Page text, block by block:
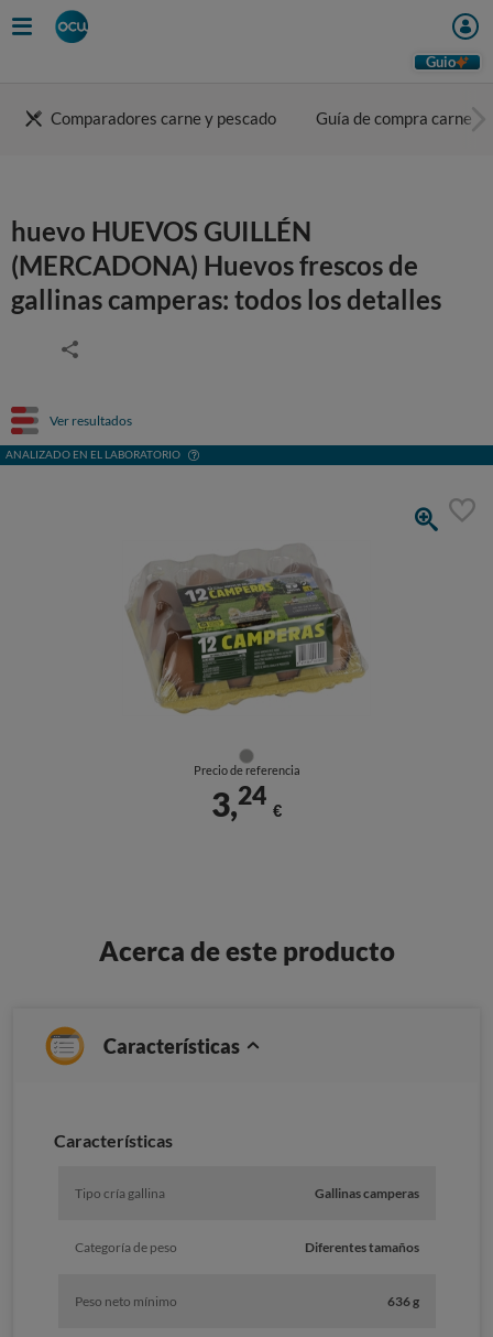
Guio
Comparadores carne y pescado Guía de compra carne
huevo HUEVOS GUILLÉN
(MERCADONA) Huevos frescos de
gallinas camperas: todos los detalles
Ver resultados
ANALIZADO EN EL LABORATORIO
Precio de referencia
3,24
€
Acerca de este producto
Características
Caracterí­sticas
Tipo cría gallina Gallinas camperas
Categoría de peso Diferentes tamaños
Peso neto mínimo 636 g